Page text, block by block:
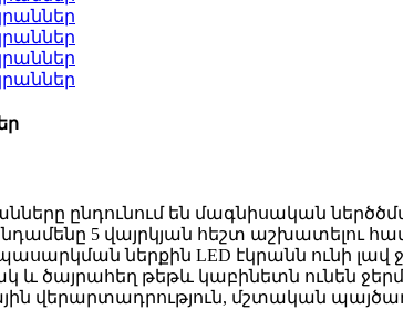
ընդունում են մագնիսական
5 վայրկյան հեշտ աշխատելու
ներքին LED էկրանն ունի լավ
ծայրահեղ թեթև կաբինետն ունեն
վերարտադրություն, մշտական